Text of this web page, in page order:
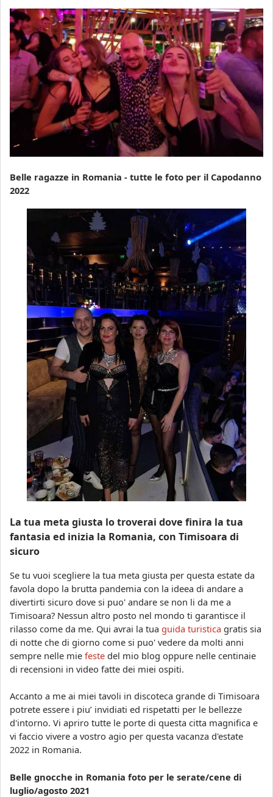
Belle ragazze in Romania - tutte le foto per il Capodanno
2022
La tua meta giusta lo troverai dove finira la tua
fantasia ed inizia la Romania, con Timisoara di
sicuro
Se tu vuoi scegliere la tua meta giusta per questa estate da
favola dopo la brutta pandemia con la ideea di andare a
divertirti sicuro dove si puo' andare se non li da me a
Timisoara? Nessun altro posto nel mondo ti garantisce il
rilasso come da me. Qui avrai la tua guida turistica gratis sia
di notte che di giorno come si puo' vedere da molti anni
sempre nelle mie feste del mio blog oppure nelle centinaie
di recensioni in video fatte dei miei ospiti.
Accanto a me ai miei tavoli in discoteca grande di Timisoara
potrete essere i piu’ invidiati ed rispetatti per le bellezze
d'intorno. Vi apriro tutte le porte di questa citta magnifica e
vi faccio vivere a vostro agio per questa vacanza d'estate
2022 in Romania.
Belle gnocche in Romania foto per le serate/cene di
luglio/agosto 2021